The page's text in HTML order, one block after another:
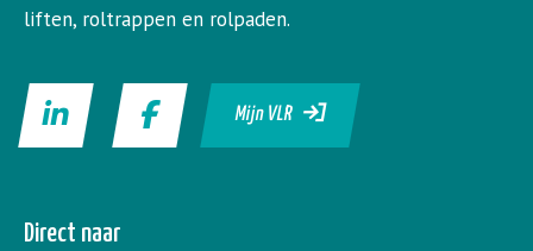
liften, roltrappen en rolpaden.
Mijn VLR
Direct naar